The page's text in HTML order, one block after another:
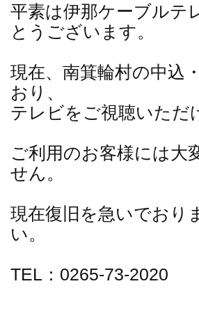
平素は伊那ケーブルテ
とうございます。
現在、南箕輪村の中込
おり、
テレビをご視聴いただ
ご利用のお客様には大
せん。
現在復旧を急いでおり
い。
TEL：0265-73-2020